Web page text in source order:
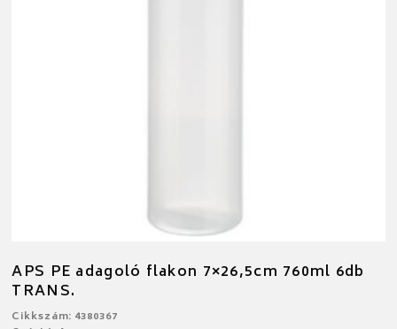
APS PE adagoló flakon 7×26,5cm 760ml 6db
TRANS.
Cikkszám: 4380367